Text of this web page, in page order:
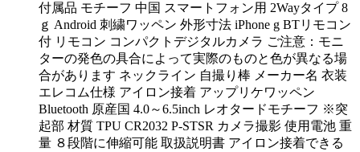
付属品 モチーフ 中国 スマートフォン用 2Wayタイプ 8
ｇ Android 刺繍ワッペン 外形寸法 iPhone g BTリモコン
付 リモコン コンパクトデジタルカメラ ご注意：モニ
ターの発色の具合によって実際のものと色が異なる場
合があります ネックライン 自撮り棒 メーカー名 衣装
エレコム仕様 アイロン接着 アップリケワッペン
Bluetooth 原産国 4.0～6.5inch レオタードモチーフ ※突
起部 材質 TPU CR2032 P-STSR カメラ撮影 使用電池 重
量 ８段階に伸縮可能 取扱説明書 アイロン接着できる